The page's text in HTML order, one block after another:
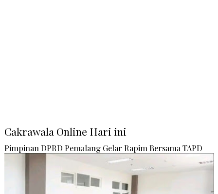
Cakrawala Online Hari ini
Pimpinan DPRD Pemalang Gelar Rapim Bersama TAPD